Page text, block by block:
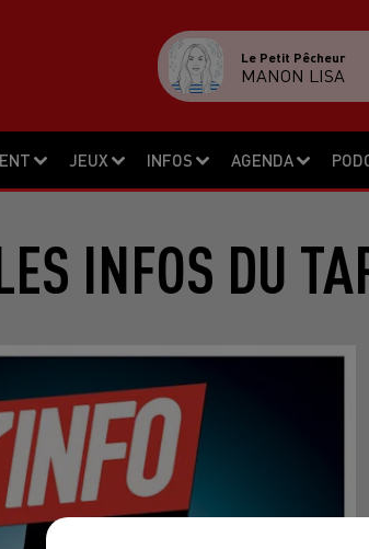
JEUX INFOS AGENDA
Le Petit Pêcheur
MANON LISA
INFOS DU